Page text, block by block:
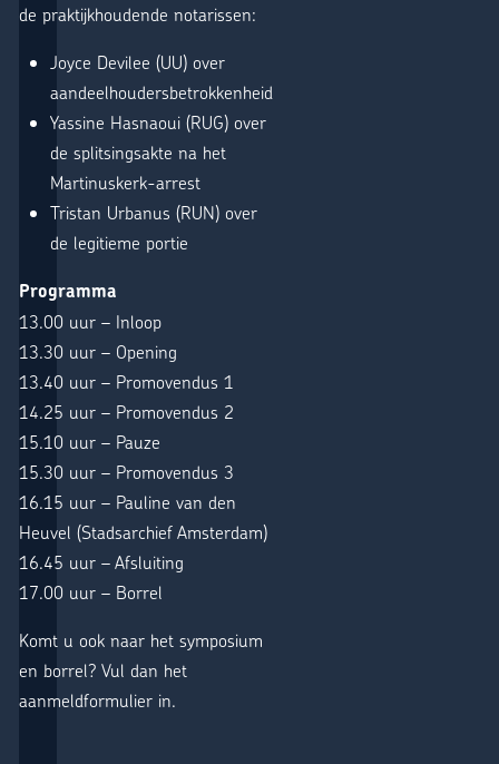
de praktijkhoudende notarissen:
Joyce Devilee (UU) over
aandeelhoudersbetrokkenheid
Yassine Hasnaoui (RUG) over
de splitsingsakte na het
Martinuskerk-arrest
Tristan Urbanus (RUN) over
de legitieme portie
Programma
13.00 uur – Inloop
13.30 uur – Opening
13.40 uur – Promovendus 1
14.25 uur – Promovendus 2
15.10 uur – Pauze
15.30 uur – Promovendus 3
16.15 uur – Pauline van den
Heuvel (Stadsarchief Amsterdam)
16.45 uur – Afsluiting
17.00 uur – Borrel
Komt u ook naar het symposium
en borrel? Vul dan het
aanmeldformulier in.